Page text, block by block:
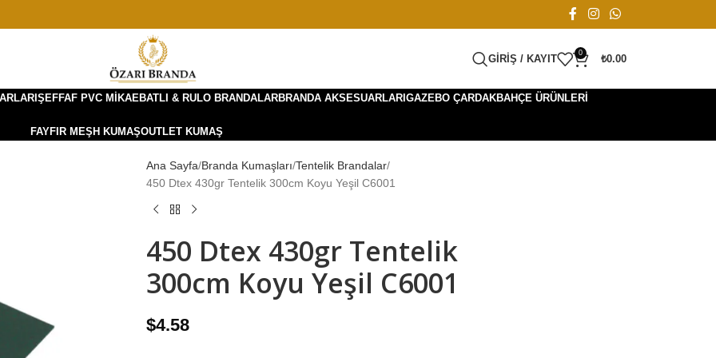
GIRIŞ / KAYIT
0
₺0.00
ŞEFFAF PVC MIKAEBATLI & RULO BRANDALARBRANDA AKSESUARLARIGAZEBO ÇARDAKBAHÇE ÜRÜNLERI
FAYFIR MEŞH KUMAŞOUTLET KUMAŞ
Ana Sayfa Branda Kumaşları Tentelik Brandalar
450 Dtex 430gr Tentelik 300cm Koyu Yeşil C6001
450 Dtex 430gr Tentelik
300cm Koyu Yeşil C6001
$4.58